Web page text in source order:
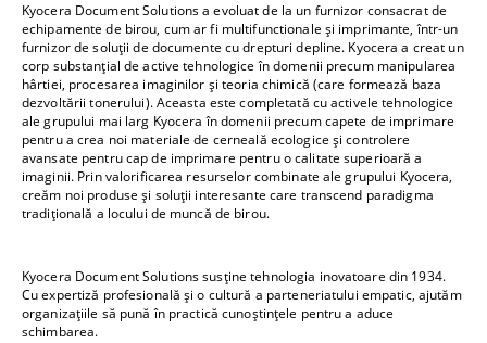
Kyocera Document Solutions a evoluat de la un furnizor consacrat de
echipamente de birou, cum ar fi multifunctionale și imprimante, într-un
furnizor de soluții de documente cu drepturi depline. Kyocera a creat un
corp substanțial de active tehnologice în domenii precum manipularea
hârtiei, procesarea imaginilor și teoria chimică (care formează baza
dezvoltării tonerului). Aceasta este completată cu activele tehnologice
ale grupului mai larg Kyocera în domenii precum capete de imprimare
pentru a crea noi materiale de cerneală ecologice și controlere
avansate pentru cap de imprimare pentru o calitate superioară a
imaginii. Prin valorificarea resurselor combinate ale grupului Kyocera,
creăm noi produse și soluții interesante care transcend paradigma
tradițională a locului de muncă de birou.
Kyocera Document Solutions susține tehnologia inovatoare din 1934.
Cu expertiză profesională și o cultură a parteneriatului empatic, ajutăm
organizațiile să pună în practică cunoștințele pentru a aduce
schimbarea.